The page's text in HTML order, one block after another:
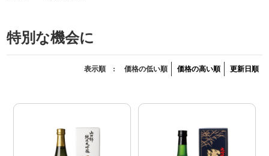
特別な機会に
表示順 : 価格の低い順 価格の高い順 更新日順